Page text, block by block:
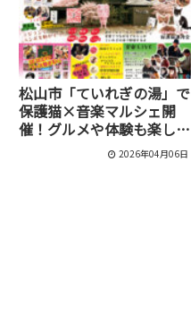
松山市「ていれぎの湯」で
保護猫×音楽マルシェ開
催！グルメや体験も楽しめ
る1日【4/19】 2026年04月06日